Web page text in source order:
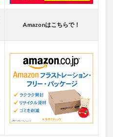
Amazonはこちらで！